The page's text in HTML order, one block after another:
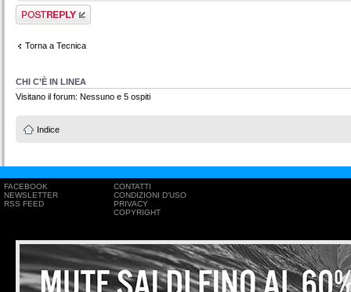
Rispondi al
messaggio
Torna a Tecnica
CHI C’È IN LINEA
Visitano il forum: Nessuno e 5 ospiti
Indice
FACEBOOK
NEWSLETTER
RSS FEED
CONTATTI
CONDIZIONI D'USO
PRIVACY
COPYRIGHT